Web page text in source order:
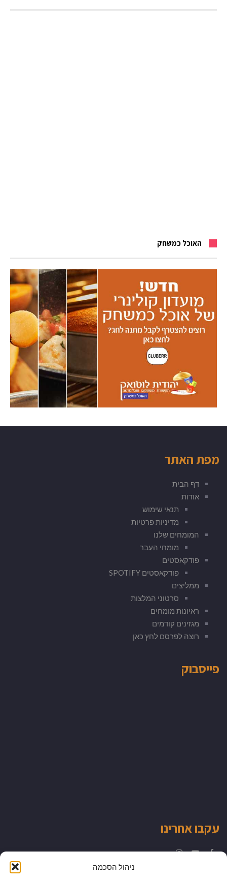
ניהול הסכמה
האוכל כמשחק
מפת האתר
דף הבית
אודות
תנאי שימוש
מדיניות פרטיות
המומחים שלנו
מומחי העבר
פודקאסטים
פודקאסטים SPOTIFY
ממליצים
סרטוני המלצות
ראיונות מומחים
מגזינים קודמים
רוצה לפרסם לחץ כאן
פייסבוק
עקבו אחרינו